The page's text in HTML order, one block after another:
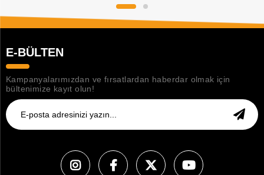
E-BÜLTEN
Kampanyalarımızdan ve fırsatlardan haberdar olmak için
bültenimize kayıt olun!